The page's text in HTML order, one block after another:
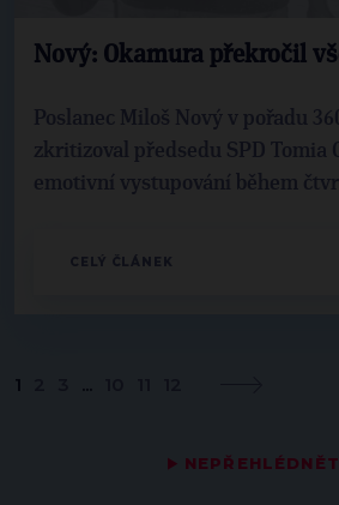
▶
Nový: Okamura překročil
Poslanec Miloš Nový v pořadu
zkritizoval předsedu SPD Tomia
emotivní vystupování během
CELÝ ČLÁNEK
1 ...